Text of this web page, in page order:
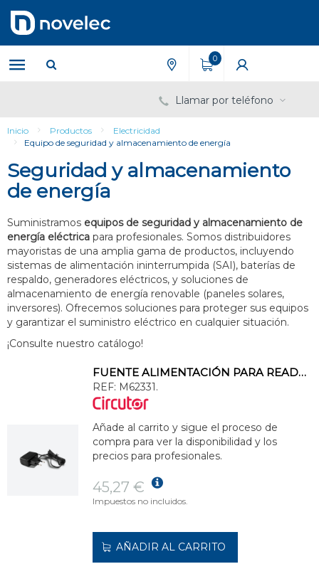
contenido
menú
de
navegación
0
Llamar por teléfono
Inicio Productos
Electricidad
Equipo de seguridad y almacenamiento de energía
Seguridad y almacenamiento
de energía
Suministramos equipos de seguridad y almacenamiento de
energía eléctrica para profesionales. Somos distribuidores
mayoristas de una amplia gama de productos, incluyendo
sistemas de alimentación ininterrumpida (SAI), baterías de
respaldo, generadores eléctricos, y soluciones de
almacenamiento de energía renovable (paneles solares,
inversores). Ofrecemos soluciones para proteger sus equipos
y garantizar el suministro eléctrico en cualquier situación.
¡Consulte nuestro catálogo!
FUENTE ALIMENTACIÓN PARA READWATT
REF: M62331.
Añade al carrito y sigue el proceso de
compra para ver la disponibilidad y los
precios para profesionales.
45,27 €
Impuestos no incluidos.
AÑADIR AL CARRITO